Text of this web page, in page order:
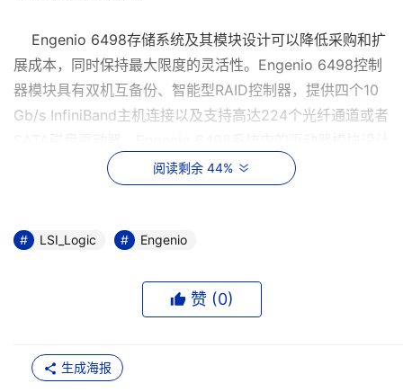
Engenio 6498存储系统及其模块设计可以降低采购和扩
展成本，同时保持最大限度的灵活性。Engenio 6498控制
器模块具有双机互备份、智能型RAID控制器，提供四个10
Gb/s InfiniBand主机连接以及支持高达224个光纤通道或者
最大优化了性能、可用性和适用性。冗余、双机互备份驱动
线圈访问双端口驱动器，确保了最高性能和并易于访问所有
早期采用此技术的大型企业正在将它用于服务器集群，”企
业战略集团(Enterprise Strategy Group)高级分析师Tony
境来说，在实用和理论方面都是很有意义的，包括减少成本
阅读剩余 44%
LSI_Logic Engenio
赞 (0)
生成海报